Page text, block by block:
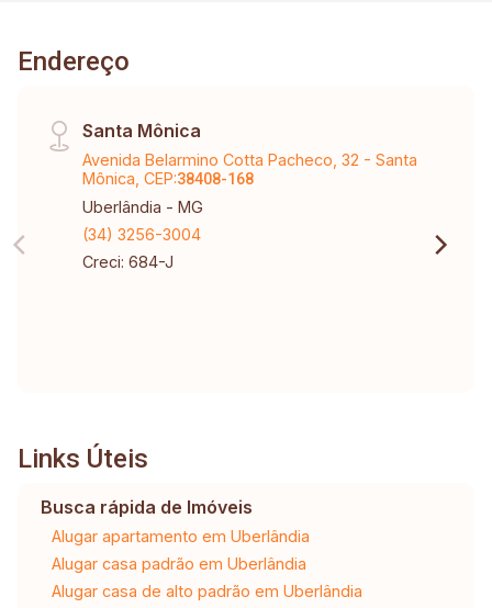
Endereço
Santa Mônica
Avenida Belarmino Cotta Pacheco, 32 - Santa
Mônica, CEP:38408-168
Uberlândia - MG
(34) 3256-3004
Creci: 684-J
Links Úteis
Busca rápida de Imóveis
Alugar apartamento em Uberlândia
Alugar casa padrão em Uberlândia
Alugar casa de alto padrão em Uberlândia